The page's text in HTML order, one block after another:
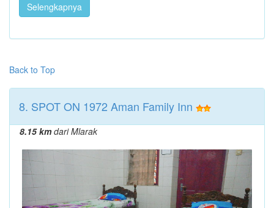
Selengkapnya
Back to Top
8. SPOT ON 1972 Aman Family Inn
8.15 kmdari Mlarak